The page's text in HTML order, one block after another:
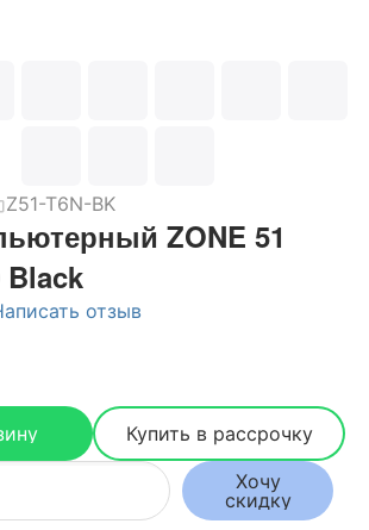
Z51-T6N-BK
ZONE 51
Black
отзыв
Купить в рассрочку
Хочу
скидку